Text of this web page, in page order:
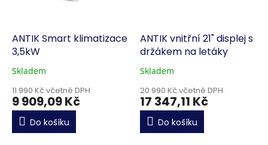
ANTIK Smart klimatizace
3,5kW
Skladem
11 990 Kč včetně DPH
9 909,09 Kč
Do košíku
ANTIK vnitřní 21" displej s
držákem na letáky
Skladem
20 990 Kč včetně DPH
17 347,11 Kč
Do košíku